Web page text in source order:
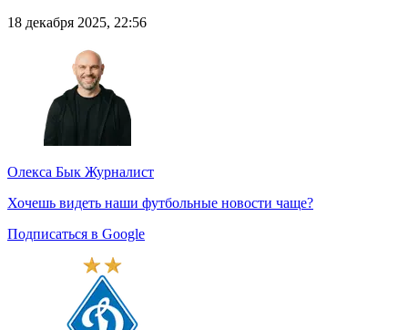
18 декабря 2025, 22:56
Олекса Бык Журналист
Хочешь видеть наши футбольные новости чаще?
Подписаться в Google